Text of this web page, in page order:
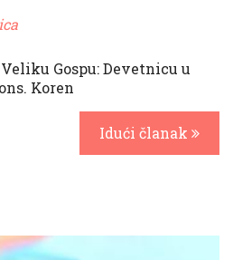
Gospu: Devetnicu u
Koren
Idući članak